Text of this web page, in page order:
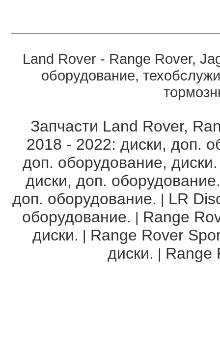
Land Rover - Range Rover,
оборудование,
Запчасти Land Rover,
2018 - 2022: диски, доп.
доп. оборудование, диски.
диски, доп. оборудование.
доп. оборудование. | LR
оборудование. | Range
диски. | Range Rover
диски. | Range